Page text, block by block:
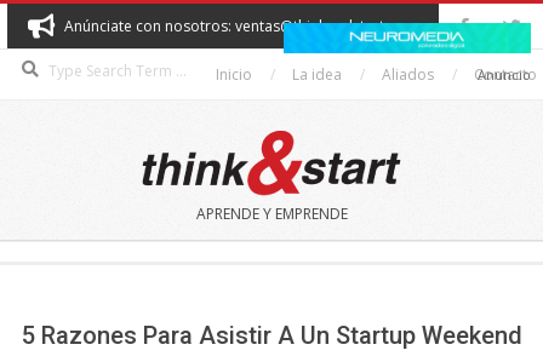
Skip
to
content
Anúnciate con nosotros: ventas@thinkandstart.com
Inicio La idea Aliados Contacto
THINK&START
APRENDE Y EMPRENDE
Anuncio
5 Razones Para Asistir A Un Startup Weekend